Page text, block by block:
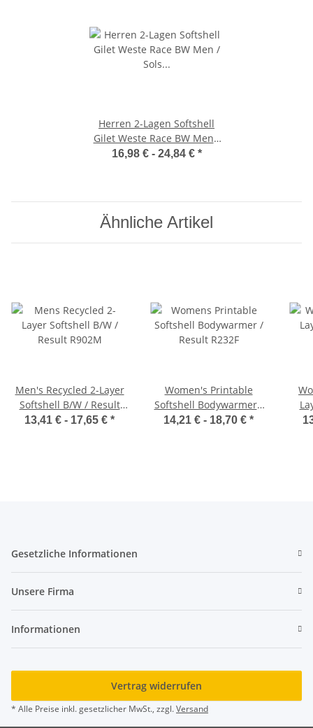
Herren 2-Lagen Softshell
Gilet Weste Race BW Men /
Sol's 02887
16,98 € - 24,84 € *
Ähnliche Artikel
Men's Recycled 2-Layer
Softshell B/W / Result
R902M
13,41 € - 17,65 € *
Women's Printable
Softshell Bodywarmer /
Result R232F
14,21 € - 18,70 € *
Gesetzliche Informationen
Unsere Firma
Informationen
Vertrag widerrufen
* Alle Preise inkl. gesetzlicher MwSt., zzgl.Versand